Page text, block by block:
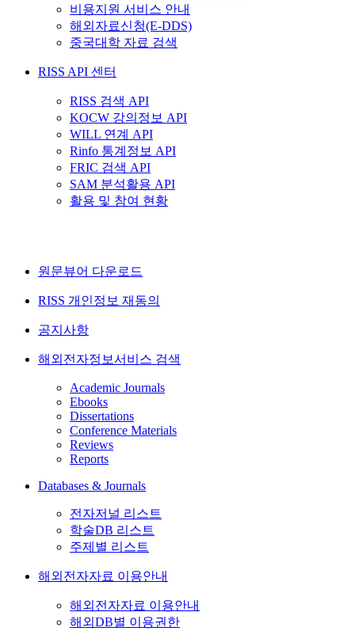
비용지원 서비스 안내
해외자료신청(E-DDS)
중국대학 자료 검색
RISS API 센터
RISS 검색 API
KOCW 강의정보 API
WILL 연계 API
Rinfo 통계정보 API
FRIC 검색 API
SAM 분석활용 API
활용 및 참여 현황
원문뷰어 다운로드
RISS 개인정보 재동의
공지사항
해외전자정보서비스 검색
Academic Journals
Ebooks
Dissertations
Conference Materials
Reviews
Reports
Databases & Journals
전자저널 리스트
학술DB 리스트
주제별 리스트
해외전자자료 이용안내
해외전자자료 이용안내
해외DB별 이용권한